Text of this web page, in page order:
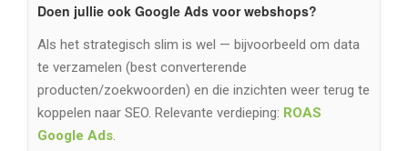
Doen jullie ook Google Ads voor webshops?
Als het strategisch slim is wel — bijvoorbeeld om data
te verzamelen (best converterende
producten/zoekwoorden) en die inzichten weer terug te
koppelen naar SEO. Relevante verdieping: ROAS
Google Ads.